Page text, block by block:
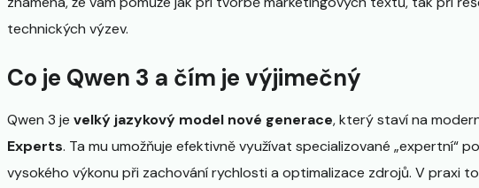
technických výzev.
Co je Qwen 3 a čím je výjimečný
Qwen 3 je velký jazykový model nové generace, který staví na
Experts. Ta mu umožňuje efektivně využívat specializované „expertní“
vysokého výkonu při zachování rychlosti a optimalizace zdrojů. V praxi